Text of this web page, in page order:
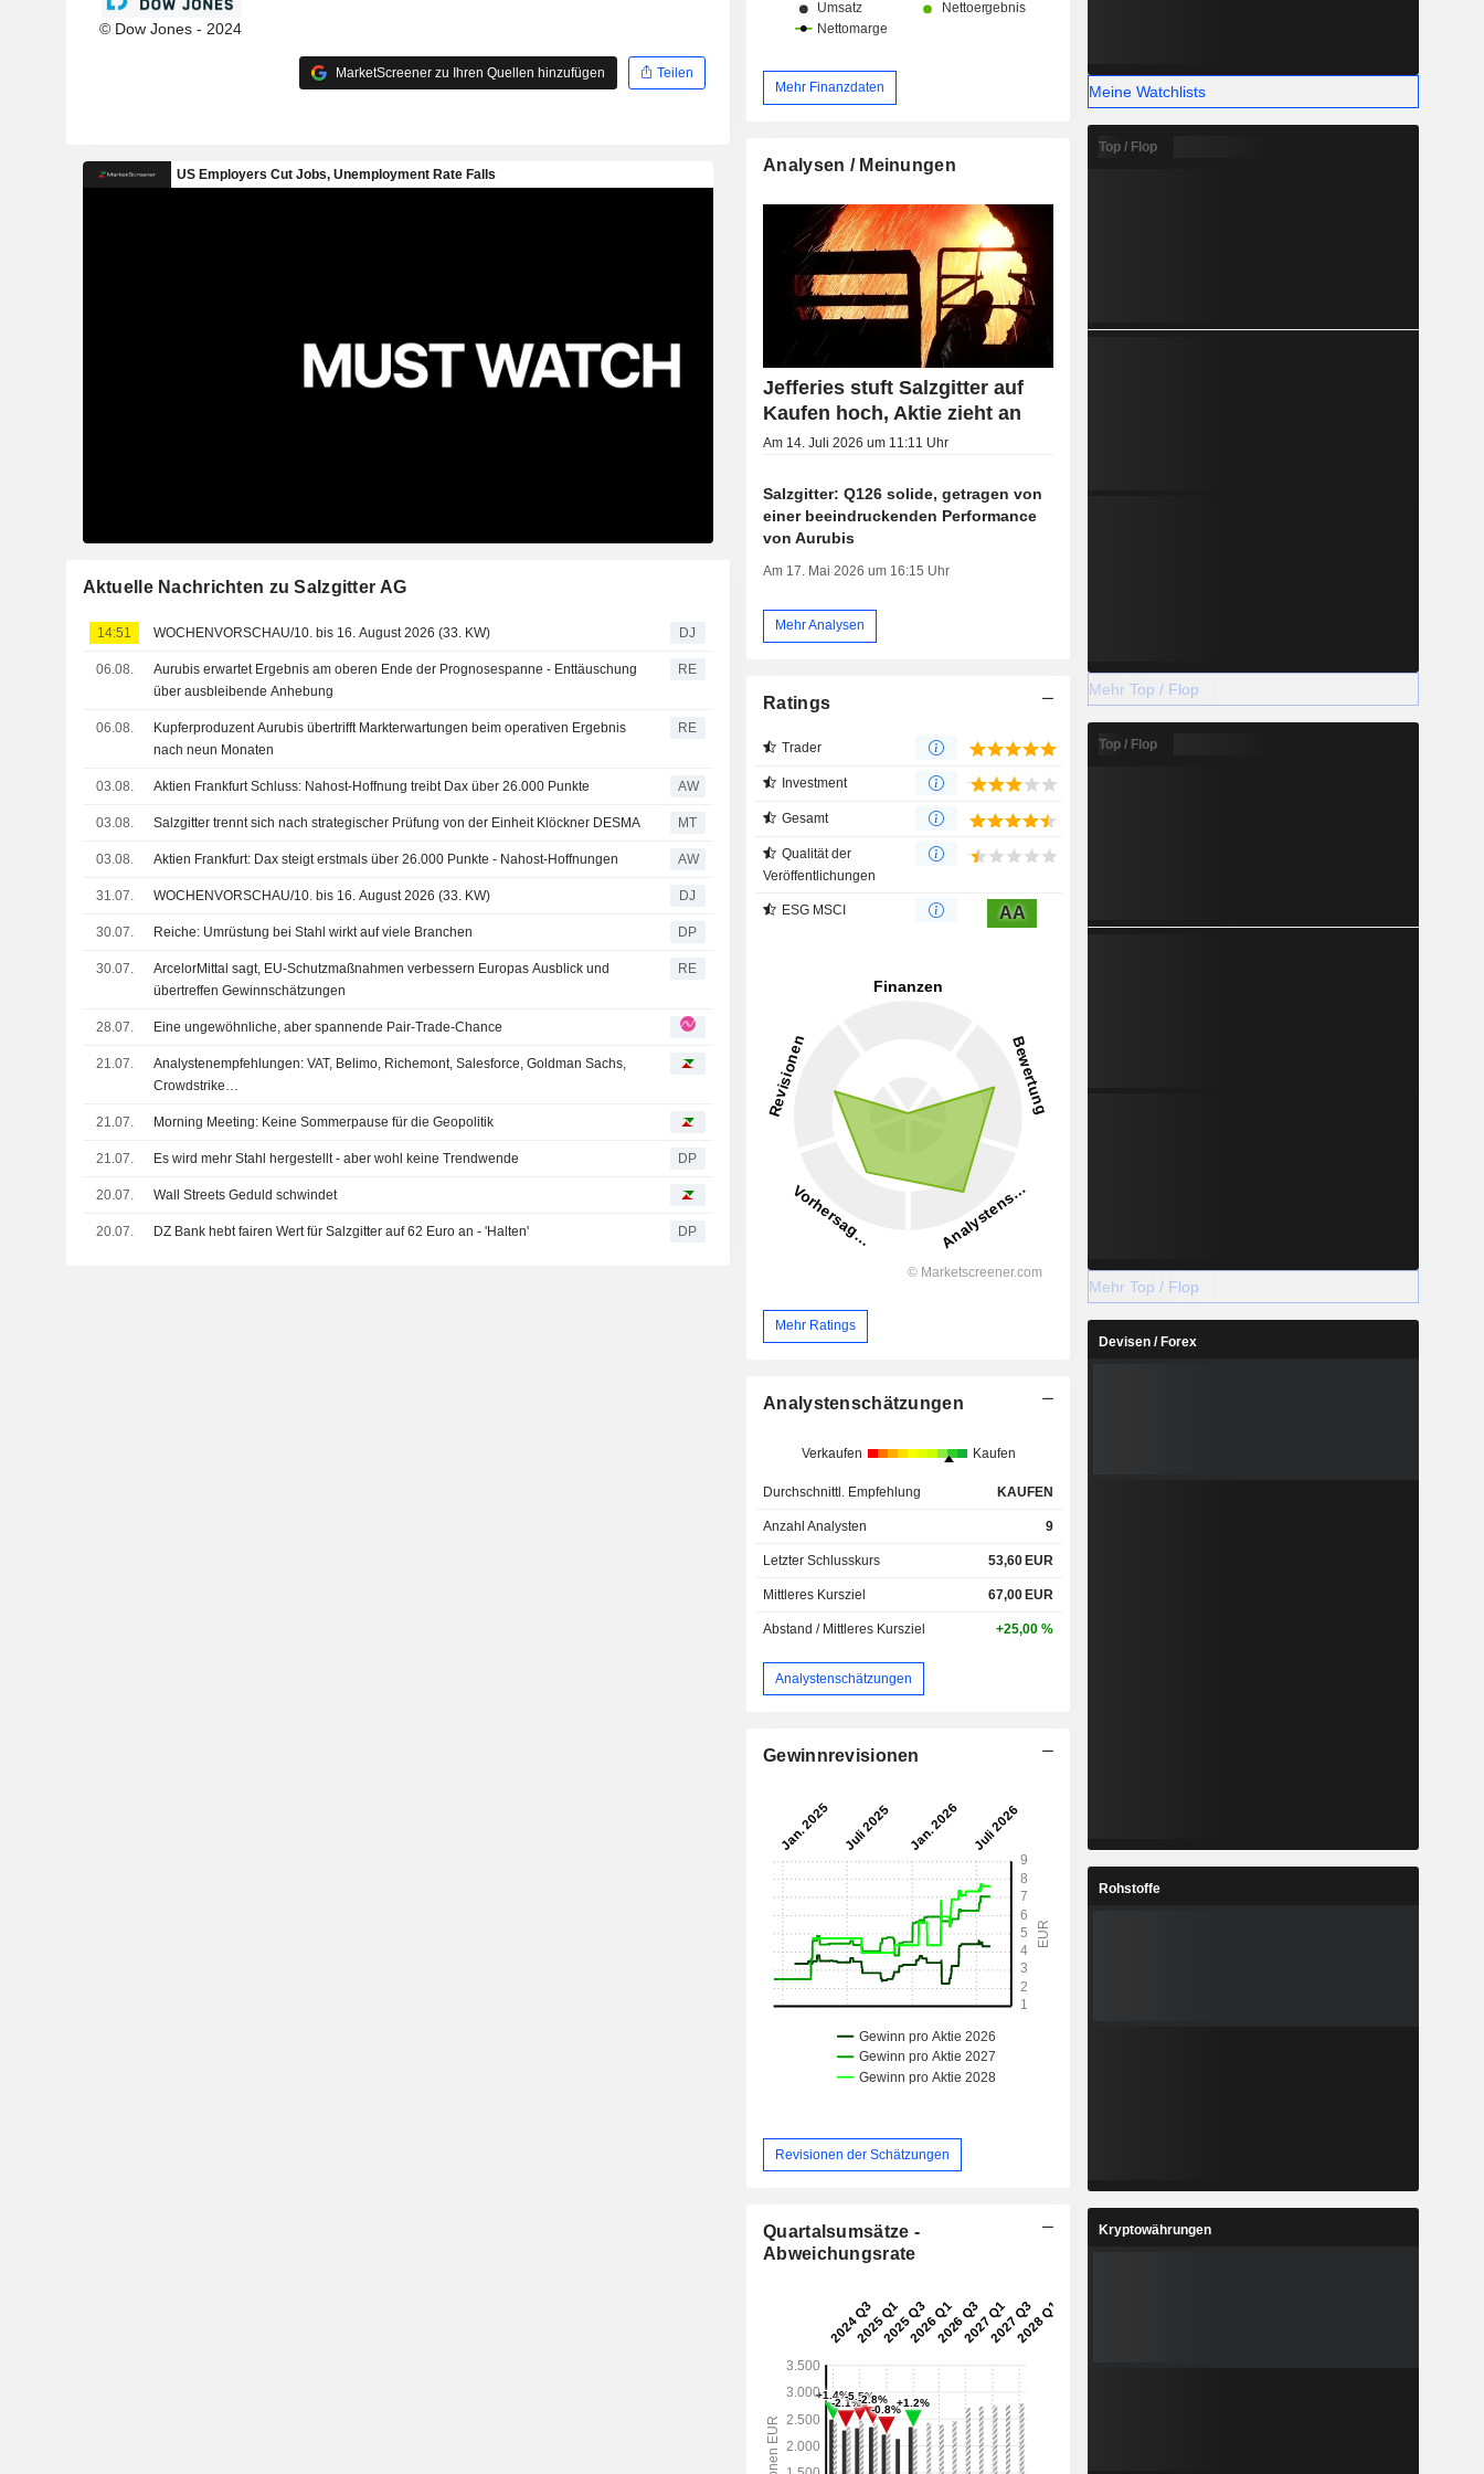
© Dow Jones - 2024
MarketScreener zu Ihren Quellen hinzufügen Teilen
Aktuelle Nachrichten zu Salzgitter AG
14:51 WOCHENVORSCHAU/10. bis 16. August 2026 (33. KW) DJ
06.08.
Aurubis erwartet Ergebnis am oberen Ende der Prognosespanne - Enttäuschung
über ausbleibende Anhebung
RE
06.08.
Kupferproduzent Aurubis übertrifft Markterwartungen beim operativen Ergebnis
nach neun Monaten
RE
03.08. Aktien Frankfurt Schluss: Nahost-Hoffnung treibt Dax über 26.000 Punkte AW
03.08. Salzgitter trennt sich nach strategischer Prüfung von der Einheit Klöckner DESMA MT
03.08. Aktien Frankfurt: Dax steigt erstmals über 26.000 Punkte - Nahost-Hoffnungen AW
31.07. WOCHENVORSCHAU/10. bis 16. August 2026 (33. KW) DJ
30.07. Reiche: Umrüstung bei Stahl wirkt auf viele Branchen DP
30.07.
ArcelorMittal sagt, EU-Schutzmaßnahmen verbessern Europas Ausblick und
übertreffen Gewinnschätzungen
RE
28.07. Eine ungewöhnliche, aber spannende Pair-Trade-Chance
21.07.
Analystenempfehlungen: VAT, Belimo, Richemont, Salesforce, Goldman Sachs,
Crowdstrike…
21.07. Morning Meeting: Keine Sommerpause für die Geopolitik
21.07. Es wird mehr Stahl hergestellt - aber wohl keine Trendwende DP
20.07. Wall Streets Geduld schwindet
20.07. DZ Bank hebt fairen Wert für Salzgitter auf 62 Euro an - 'Halten' DP
Mehr Finanzdaten
Analysen / Meinungen
Jefferies stuft Salzgitter auf
Kaufen hoch, Aktie zieht an
Am 14. Juli 2026 um 11:11 Uhr
Salzgitter: Q126 solide, getragen von
einer beeindruckenden Performance
von Aurubis
Am 17. Mai 2026 um 16:15 Uhr
Mehr Analysen
Ratings
Trader
Investment
Gesamt
Qualität der
Veröffentlichungen
ESG MSCI AA
Mehr Ratings
Analystenschätzungen
Verkaufen Kaufen
Durchschnittl. Empfehlung KAUFEN
Anzahl Analysten 9
Letzter Schlusskurs 53,60 EUR
Mittleres Kursziel 67,00 EUR
Abstand / Mittleres Kursziel +25,00 %
Analystenschätzungen
Gewinnrevisionen
Revisionen der Schätzungen
Quartalsumsätze -
Abweichungsrate
Meine Watchlists
Top / Flop
Mehr Top / Flop
Top / Flop
Mehr Top / Flop
Devisen / Forex
Rohstoffe
Kryptowährungen